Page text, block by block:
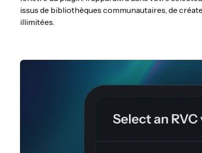
issus de bibliothèques communautaires, de
illimitées.